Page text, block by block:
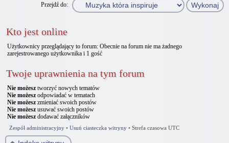
Przejdź do:
Kto jest online
Użytkownicy przeglądający to forum: Obecnie na forum nie ma żadnego
zarejestrowanego użytkownika i 1 gość
Twoje uprawnienia na tym forum
Nie możesz tworzyć nowych tematów
Nie możesz odpowiadać w tematach
Nie możesz zmieniać swoich postów
Nie możesz usuwać swoich postów
Nie możesz dodawać załączników
Zespół administracyjny • Usuń ciasteczka witryny • Strefa czasowa UTC